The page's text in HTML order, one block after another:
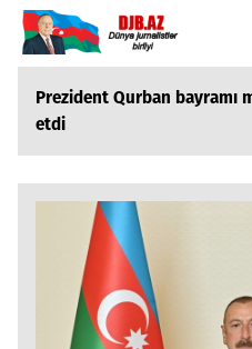
Prezident Qurban bayramı
etdi